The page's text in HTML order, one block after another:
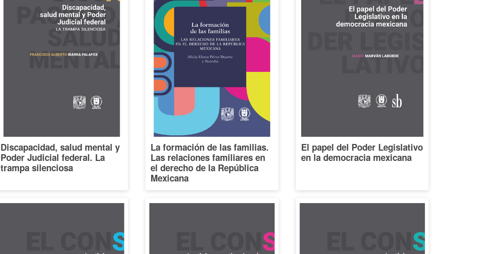
Discapacidad, salud mental y
Poder Judicial federal. La
trampa silenciosa
La formación de las familias.
Las relaciones familiares en
el derecho de la República
Mexicana
El papel del Poder Legislativo
en la democracia mexicana